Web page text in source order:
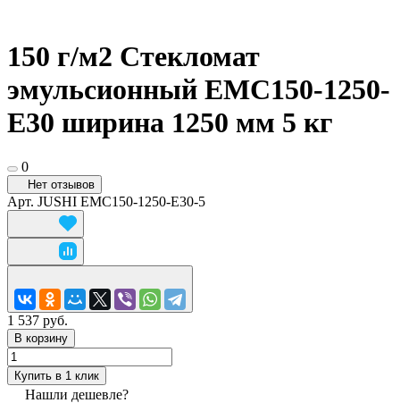
150 г/м2 Стекломат
эмульсионный EMC150-1250-
E30 ширина 1250 мм 5 кг
0
Нет отзывов
Арт. JUSHI EMC150-1250-E30-5
1 537 руб.
В корзину
Купить в 1 клик
Нашли дешевле?